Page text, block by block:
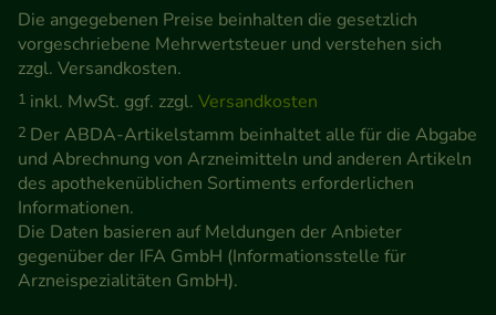
Die angegebenen Preise beinhalten die gesetzlich
vorgeschriebene Mehrwertsteuer und verstehen sich
zzgl. Versandkosten.
1 inkl. MwSt. ggf. zzgl. Versandkosten
2 Der ABDA-Artikelstamm beinhaltet alle für die Abgabe
und Abrechnung von Arzneimitteln und anderen Artikeln
des apothekenüblichen Sortiments erforderlichen
Informationen.
Die Daten basieren auf Meldungen der Anbieter
gegenüber der IFA GmbH (Informationsstelle für
Arzneispezialitäten GmbH).